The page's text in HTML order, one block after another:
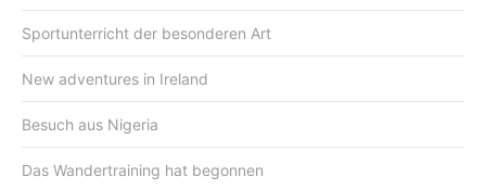
Sportunterricht der besonderen Art
New adventures in Ireland
Besuch aus Nigeria
Das Wandertraining hat begonnen